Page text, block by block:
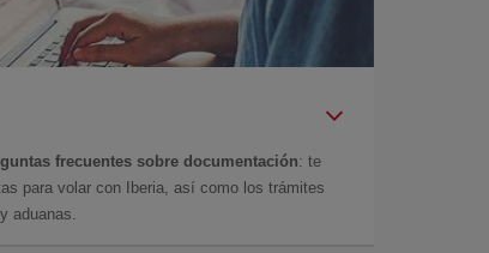
frecuentes sobre documentación: te
para volar con Iberia, así como los trámites
aduanas.